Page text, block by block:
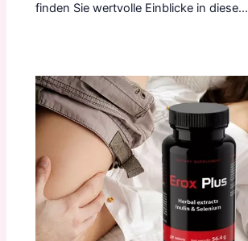
finden Sie wertvolle Einblicke in diese…